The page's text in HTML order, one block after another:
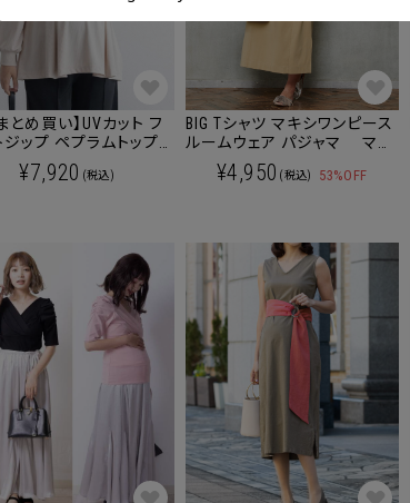
とめ買い】UVカット フ
ジップ ペプラムトップ
マタニティ 授乳
も使える
¥7,920 (税込)
BIG Tシャツ マキシワンピース
ルームウェア パジャマ マタ
ニティ 授乳服 産後も使える
¥4,950 (税込) 53%OFF